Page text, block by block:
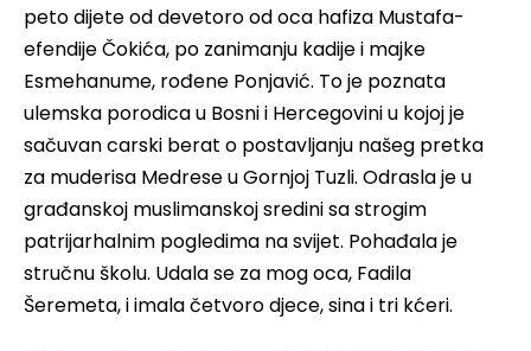
peto dijete od devetoro od oca hafiza Mustafa-
efendije Čokića, po zanimanju kadije i majke
Esmehanume, rođene Ponjavić. To je poznata
ulemska porodica u Bosni i Hercegovini u kojoj je
sačuvan carski berat o postavljanju našeg pretka
za muderisa Medrese u Gornjoj Tuzli. Odrasla je u
građanskoj muslimanskoj sredini sa strogim
patrijarhalnim pogledima na svijet. Pohađala je
stručnu školu. Udala se za mog oca, Fadila
Šeremeta, i imala četvoro djece, sina i tri kćeri.